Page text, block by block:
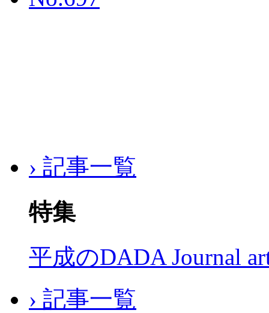
› 記事一覧
特集
平成のDADA Journal
› 記事一覧